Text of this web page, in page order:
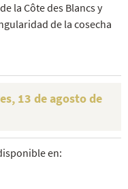
la Côte des Blancs y
de la cosecha
13 de agosto de
en: